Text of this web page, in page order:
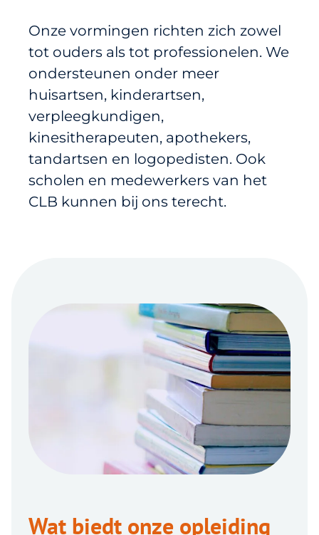
Onze vormingen richten zich zowel
tot ouders als tot professionelen. We
ondersteunen onder meer
huisartsen, kinderartsen,
verpleegkundigen,
kinesitherapeuten, apothekers,
tandartsen en logopedisten. Ook
scholen en medewerkers van het
CLB kunnen bij ons terecht.
Wat biedt onze opleiding